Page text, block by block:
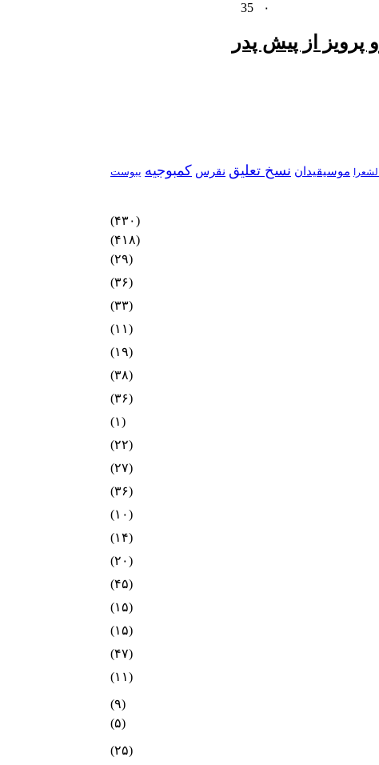
۰
از پیش پدر
موسیقیدان نسخ تعلیق نقرس کمبوجیه یبوست
(۴۳۰)
(۴۱۸)
(۲۹)
(۳۶)
(۳۳)
(۱۱)
(۱۹)
(۳۸)
(۳۶)
(۱)
(۲۲)
(۲۷)
(۳۶)
(۱۰)
(۱۴)
(۲۰)
(۴۵)
(۱۵)
(۱۵)
(۴۷)
(۱۱)
(۹)
(۵)
(۲۵)